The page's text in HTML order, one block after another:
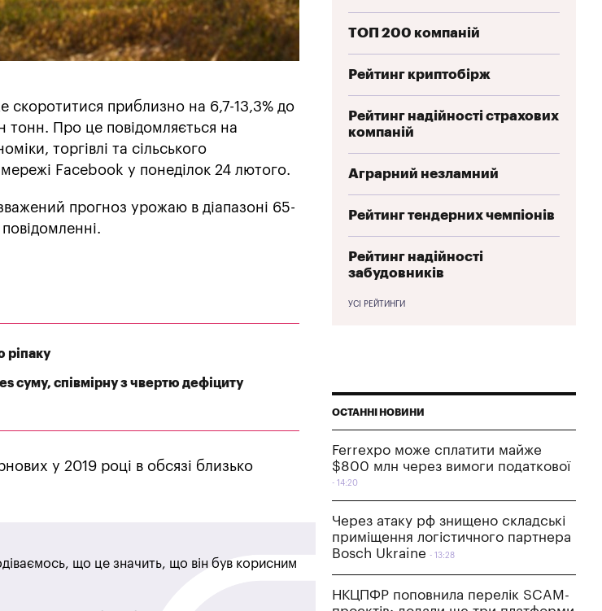
скоротитися приблизно на 6,7-13,3% до
тонн. Про це повідомляється на
торгівлі та сільського
Facebook у понеділок 24 лютого.
прогноз урожаю в діапазоні 65-
ріпаку
суму, співмірну з чвертю дефіциту
у 2019 році в обсязі близько
що це значить, що він був корисним
ТОП 200 компаній
Рейтинг криптобірж
Рейтинг надійності страхових
компаній
Аграрний незламний
Рейтинг тендерних чемпіонів
Рейтинг надійності
забудовників
УСІ РЕЙТИНГИ
ОСТАННІ НОВИНИ
Ferrexpo може сплатити майже
$800 млн через вимоги податкової
14:20
Через атаку рф знищено складські
приміщення логістичного партнера
Bosch Ukraine
13:28
НКЦПФР поповнила перелік SCAM-